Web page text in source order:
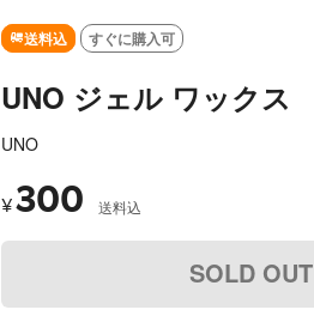
SOLD OUT
送料込 すぐに購入可
UNO ジェル ワックス
UNO
¥300 送料込
SOLD OUT